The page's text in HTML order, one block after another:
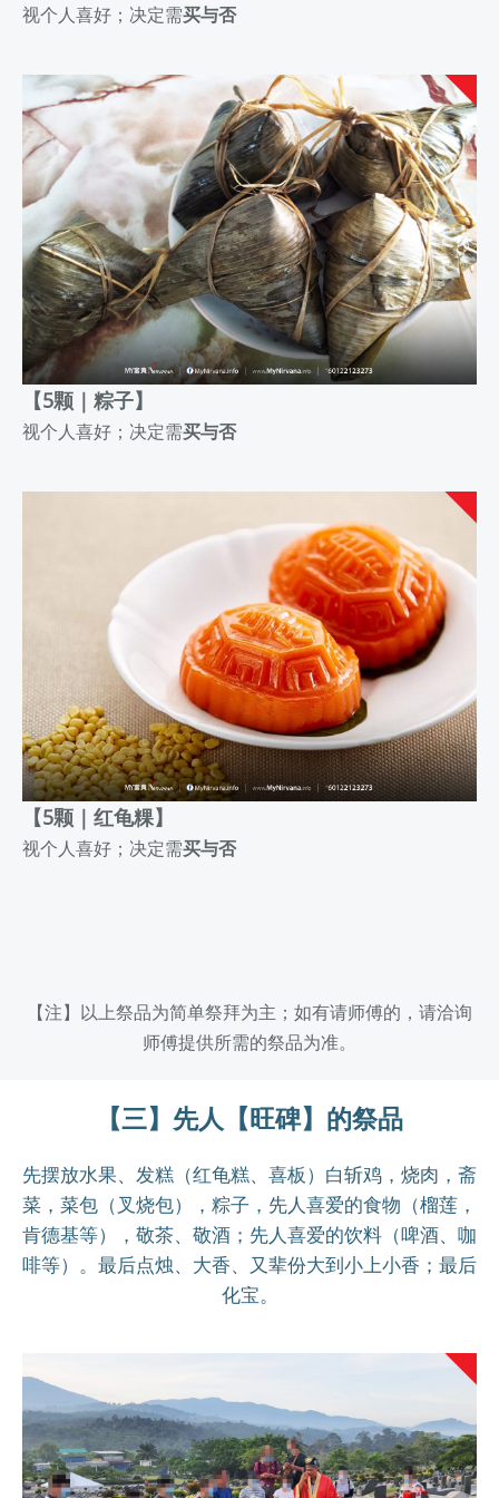
视个人喜好；决定需买与否
【5颗｜粽子】
视个人喜好；决定需买与否
【5颗｜红龟粿】
视个人喜好；决定需买与否
【注】以上祭品为简单祭拜为主；如有请师傅的，请洽询
师傅提供所需的祭品为准。
【三】 先人【旺碑】的祭品
先摆放水果、发糕（红龟糕、喜板）白斩鸡，烧肉，斋
菜，菜包（叉烧包），粽子，先人喜爱的食物（榴莲，
肯德基等），敬茶、敬酒；先人喜爱的饮料（啤酒、咖
啡等）。最后点烛、大香、又辈份大到小上小香；最后
化宝。